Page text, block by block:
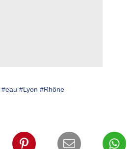
#eau #Lyon #Rhône